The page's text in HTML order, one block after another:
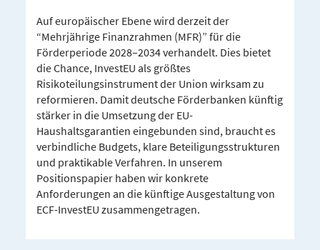
Auf europäischer Ebene wird derzeit der
“Mehrjährige Finanzrahmen (MFR)” für die
Förderperiode 2028–2034 verhandelt. Dies bietet
die Chance, InvestEU als größtes
Risikoteilungsinstrument der Union wirksam zu
reformieren. Damit deutsche Förderbanken künftig
stärker in die Umsetzung der EU-
Haushaltsgarantien eingebunden sind, braucht es
verbindliche Budgets, klare Beteiligungsstrukturen
und praktikable Verfahren. In unserem
Positionspapier haben wir konkrete
Anforderungen an die künftige Ausgestaltung von
ECF-InvestEU zusammengetragen.